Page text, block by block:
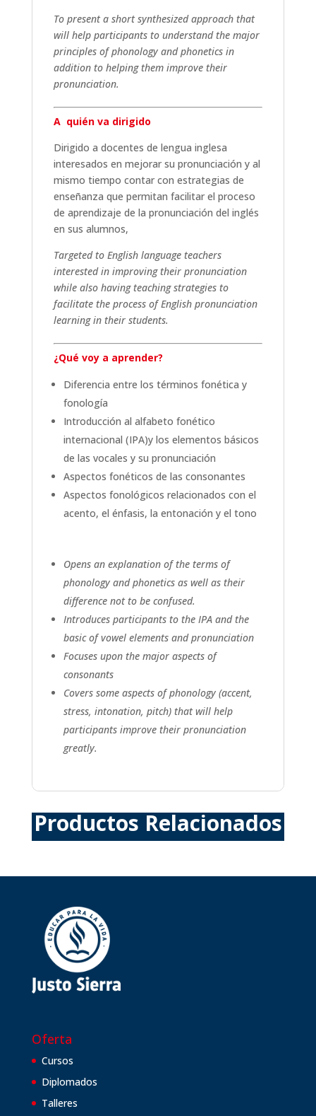
To present a short synthesized approach that
will help participants to understand the major
principles of phonology and phonetics in
addition to helping them improve their
pronunciation.
A quién va dirigido
Dirigido a docentes de lengua inglesa
interesados en mejorar su pronunciación y al
mismo tiempo contar con estrategias de
enseñanza que permitan facilitar el proceso
de aprendizaje de la pronunciación del inglés
en sus alumnos,
Targeted to English language teachers
interested in improving their pronunciation
while also having teaching strategies to
facilitate the process of English pronunciation
learning in their students.
¿Qué voy a aprender?
Diferencia entre los términos fonética y
fonología
Introducción al alfabeto fonético
internacional (IPA)y los elementos básicos
de las vocales y su pronunciación
Aspectos fonéticos de las consonantes
Aspectos fonológicos relacionados con el
acento, el énfasis, la entonación y el tono
Opens an explanation of the terms of
phonology and phonetics as well as their
difference not to be confused.
Introduces participants to the IPA and the
basic of vowel elements and pronunciation
Focuses upon the major aspects of
consonants
Covers some aspects of phonology (accent,
stress, intonation, pitch) that will help
participants improve their pronunciation
greatly.
Productos Relacionados
Oferta
Cursos
Diplomados
Talleres